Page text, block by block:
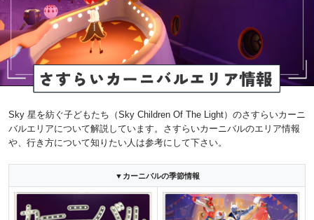
Sky 星を紡ぐ子どもたち（Sky Children Of The Light）のさすらいカーニ
バルエリアについて解説しています。さすらいカーニバルのエリア情報
や、行き方について知りたい人は参考にして下さい。
▼カーニバルの季節情報